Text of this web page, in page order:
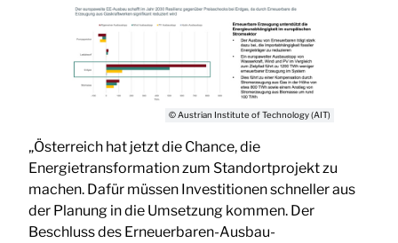
© Austrian Institute of Technology (AIT)
„Österreich hat jetzt die Chance, die
Energietransformation zum Standortprojekt zu
machen. Dafür müssen Investitionen schneller aus
der Planung in die Umsetzung kommen. Der
Beschluss des Erneuerbaren-Ausbau-